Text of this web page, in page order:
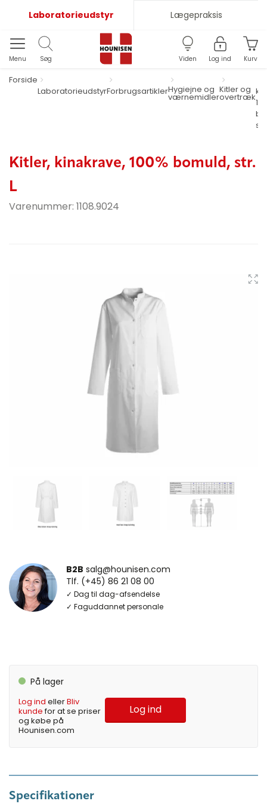
Laboratorieudstyr Lægepraksis
Menu Søg Viden Log ind Kurv
Forside
LaboratorieudstyrForbrugsartiklerHygiejne og
værnemidler
Kitler og
overtræk
Kitler, kinakrave, 100% bomuld, str.
L
Varenummer: 1108.9024
B2B salg@hounisen.com
Tlf. (+45) 86 21 08 00
✓ Dag til dag-afsendelse
✓ Faguddannet personale
På lager
Log ind ellerBliv
kundefor at se priser
og købe på
Hounisen.com
Log ind
Specifikationer